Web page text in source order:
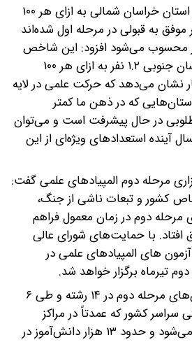
حسینی با بیان اینکه در استان خراسان شمالی به ازای هر ۱۰۰
حدود ۱.۵ نفر موفق به قبولی در مرحله اول شده‌اند
محسوب می‌شود افزود: این شاخص
برای تهران ۱.۳ نفر، خراسان جنوبی ۱.۲ نفر به ازای هر ۱۰۰
نشان می‌دهد که حرکت علمی در لایه
که در ذهن ما کمتر
در حال پیشرفت است و می‌توان
آینده استعدادهای ویژه‌ای از این
مرحله دوم المپیادهای علمی گفت:
کشور و تبعات ناشی از جنگ،
مرحله دوم در زمان معمول فراهم
افتاد. با حمایت‌های شورای عالی
های المپیادهای علمی در
حسینی ادامه داد: آزمون‌های مرحله دوم در ۱۴ رشته و طی ۶
امتحانی سراسر کشور که عمدتاً در مراکز
استان‌ها هستند، برگزار می‌شود و حدود ۱۳ هزار دانش‌آموز در